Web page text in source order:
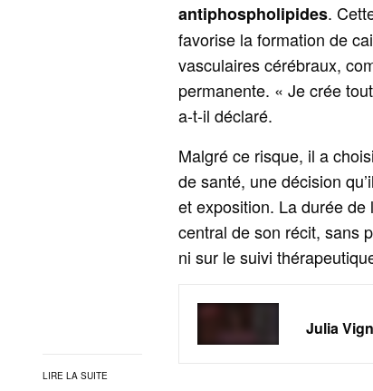
LIRE LA SUITE
antiphospholipides.
favorise la formation de
vasculaires cérébraux,
permanente. « Je crée
a-t-il déclaré.
Malgré ce risque, il a
de santé, une décision
et exposition. La durée
central de son récit, sans
ni sur le suivi
Julia